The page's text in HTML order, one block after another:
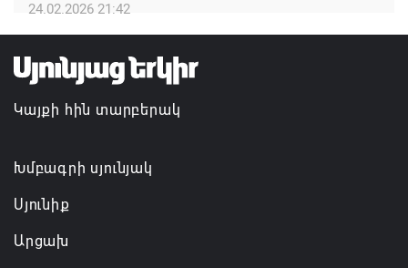
պահպանման, թե՛ արտաքին ճակատում հայ
ժողովրդի շահերի պաշտպանության գործը
06.08.2026 14:18
Անդրանիկ Սիմոնյանը վերանշանակվել է ԱԱԾ
ազատվել է պաշտոնից
06.08.2026 14:16
24.02.2026 21:42
Կայքի հին տարբերակ
Խմբագրի սյունյակ
Սյունիք
Արցախ